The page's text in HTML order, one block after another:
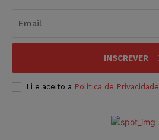
INSCREVER
Li e aceito a Política de Privacidade